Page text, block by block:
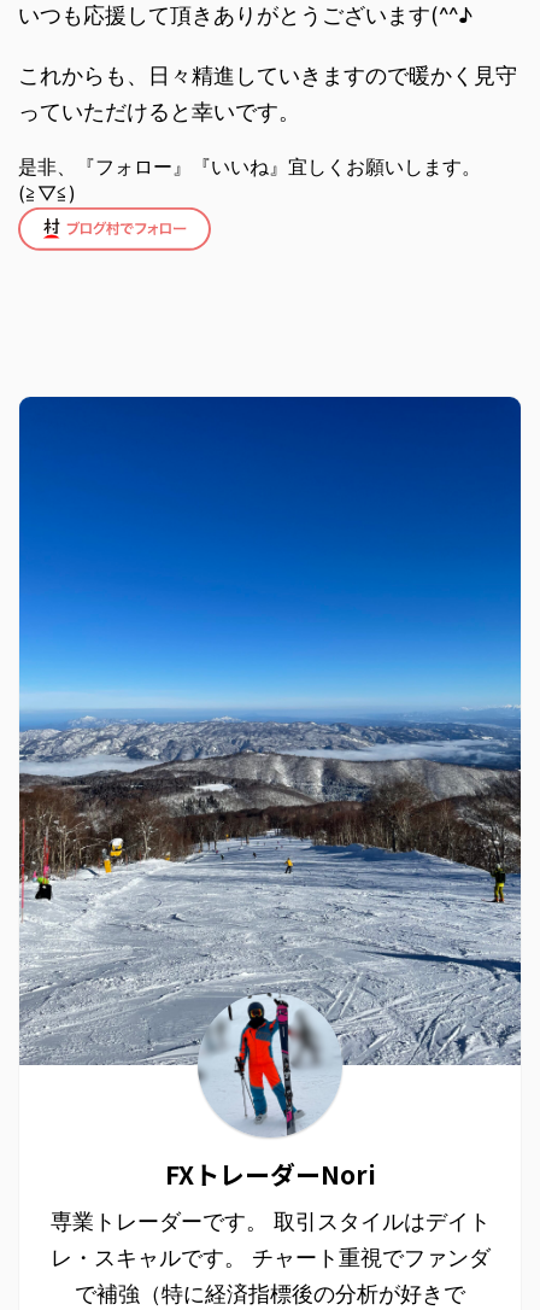
いつも応援して頂きありがとうございます(^^♪
これからも、日々精進していきますので暖かく見守
っていただけると幸いです。
是非、『フォロー』『いいね』宜しくお願いします。
(≧▽≦)
FXトレーダーNori
専業トレーダーです。 取引スタイルはデイト
レ・スキャルです。 チャート重視でファンダ
で補強（特に経済指標後の分析が好きで